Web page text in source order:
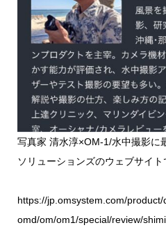
写真家 清水淳×OM-1/水中撮影に
ソリューションズのウェブサイト
https://jp.omsystem.com/product/
omd/om/om1/special/review/